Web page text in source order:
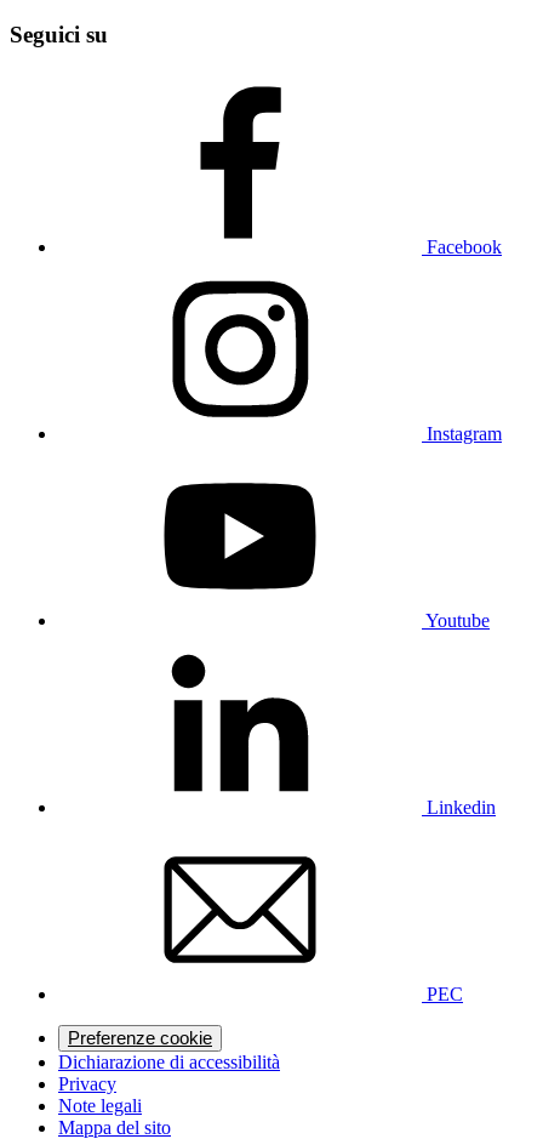
Seguici su
Facebook
Instagram
Youtube
Linkedin
PEC
Preferenze cookie
Dichiarazione di accessibilità
Privacy
Note legali
Mappa del sito